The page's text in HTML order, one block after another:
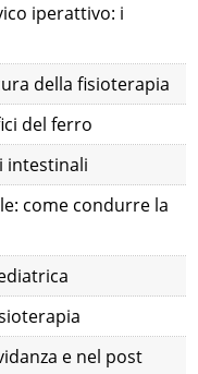
iperattivo: i
della fisioterapia
del ferro
intestinali
come condurre la
e nel post